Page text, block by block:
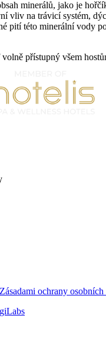
minerálů, jako je
vliv na trávicí systém,
pití této minerální vody
přístupný všem
Zásadami ochrany osobních